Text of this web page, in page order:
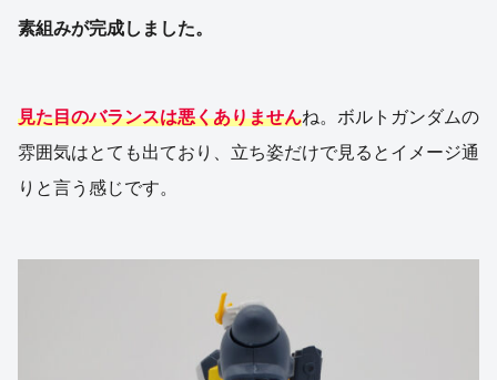
素組みが完成しました。
見た目のバランスは悪くありませんね。ボルトガンダムの
雰囲気はとても出ており、立ち姿だけで見るとイメージ通
りと言う感じです。